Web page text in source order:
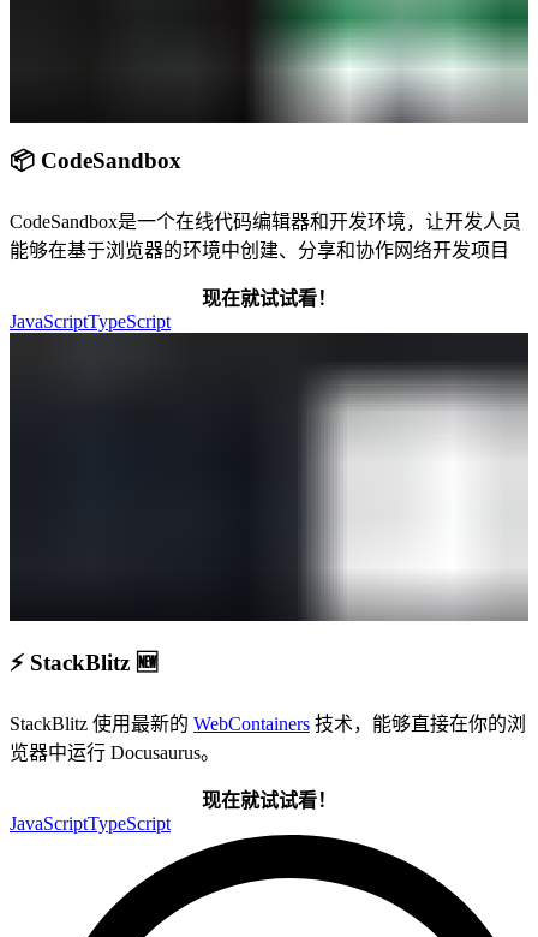
📦 CodeSandbox
CodeSandbox是一个在线代码编辑器和开发环境，让开发人员
能够在基于浏览器的环境中创建、分享和协作网络开发项目
现在就试试看！
JavaScriptTypeScript
⚡ StackBlitz 🆕
StackBlitz 使用最新的 WebContainers 技术，能够直接在你的浏
览器中运行 Docusaurus。
现在就试试看！
JavaScriptTypeScript